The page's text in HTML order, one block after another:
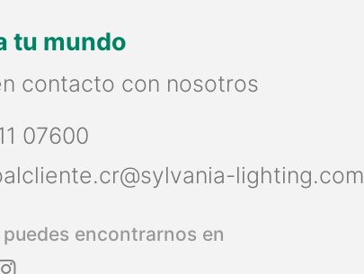
tu mundo
contacto con nosotros
07600
lighting.com
puedes encontrarnos en